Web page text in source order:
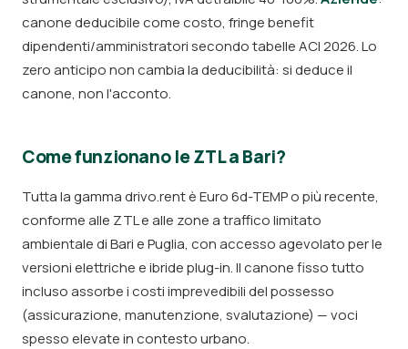
canone deducibile come costo, fringe benefit
dipendenti/amministratori secondo tabelle ACI 2026. Lo
zero anticipo non cambia la deducibilità: si deduce il
canone, non l'acconto.
Come funzionano le ZTL a Bari?
Tutta la gamma drivo.rent è Euro 6d-TEMP o più recente,
conforme alle ZTL e alle zone a traffico limitato
ambientale di Bari e Puglia, con accesso agevolato per le
versioni elettriche e ibride plug-in. Il canone fisso tutto
incluso assorbe i costi imprevedibili del possesso
(assicurazione, manutenzione, svalutazione) — voci
spesso elevate in contesto urbano.